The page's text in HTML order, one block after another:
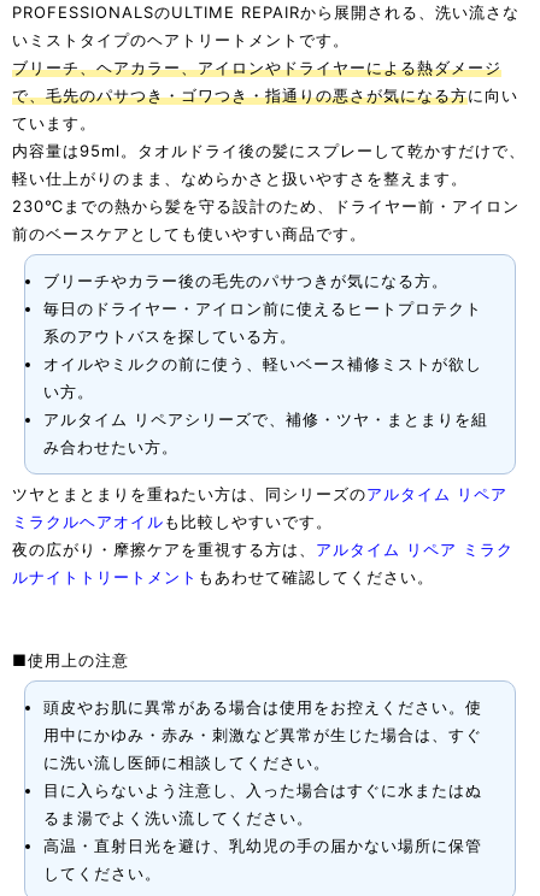
PROFESSIONALSのULTIME REPAIRから展開される、洗い流さな
いミストタイプのヘアトリートメントです。
ブリーチ、ヘアカラー、アイロンやドライヤーによる熱ダメージ
で、毛先のパサつき・ゴワつき・指通りの悪さが気になる方に向い
ています。
内容量は95ml。タオルドライ後の髪にスプレーして乾かすだけで、
軽い仕上がりのまま、なめらかさと扱いやすさを整えます。
230℃までの熱から髪を守る設計のため、ドライヤー前・アイロン
前のベースケアとしても使いやすい商品です。
ブリーチやカラー後の毛先のパサつきが気になる方。
毎日のドライヤー・アイロン前に使えるヒートプロテクト
系のアウトバスを探している方。
オイルやミルクの前に使う、軽いベース補修ミストが欲し
い方。
アルタイム リペアシリーズで、補修・ツヤ・まとまりを組
み合わせたい方。
ツヤとまとまりを重ねたい方は、同シリーズのアルタイム リペア
ミラクルヘアオイルも比較しやすいです。
夜の広がり・摩擦ケアを重視する方は、 アルタイム リペア ミラク
ルナイトトリートメント もあわせて確認してください。
■使用上の注意
頭皮やお肌に異常がある場合は使用をお控えください。使
用中にかゆみ・赤み・刺激など異常が生じた場合は、すぐ
に洗い流し医師に相談してください。
目に入らないよう注意し、入った場合はすぐに水またはぬ
るま湯でよく洗い流してください。
高温・直射日光を避け、乳幼児の手の届かない場所に保管
してください。